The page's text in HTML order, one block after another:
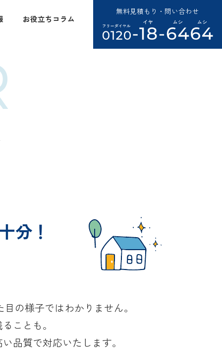
お役立ちコラム
無料見積もり・問い合わせ
分！
の様子ではわかりません。
ことも。
品質で対応いたします。